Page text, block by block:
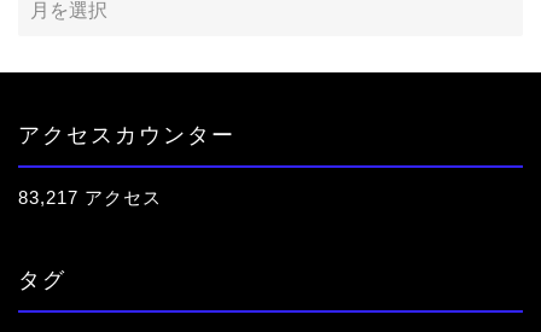
アクセスカウンター
83,217 アクセス
タグ